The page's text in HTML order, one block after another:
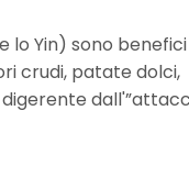
lo Yin) sono
crudi, patate dolci,